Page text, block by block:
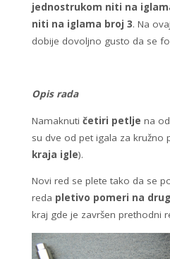
jednostrukom niti na
niti na iglama broj 3. Na
dobije dovoljno gusto da se
Opis rada
Namaknuti četiri petlje na
su dve od pet igala za kružno
kraja igle).
Novi red se plete tako da se
reda pletivo pomeri na
kraj gde je završen prethodni